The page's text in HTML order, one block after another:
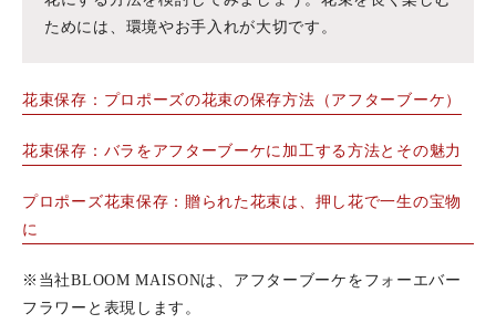
ためには、環境やお手入れが大切です。
花束保存：プロポーズの花束の保存方法（アフターブーケ）
花束保存：バラをアフターブーケに加工する方法とその魅力
プロポーズ花束保存：贈られた花束は、押し花で一生の宝物
に
※当社BLOOM MAISONは、アフターブーケをフォーエバー
フラワーと表現します。